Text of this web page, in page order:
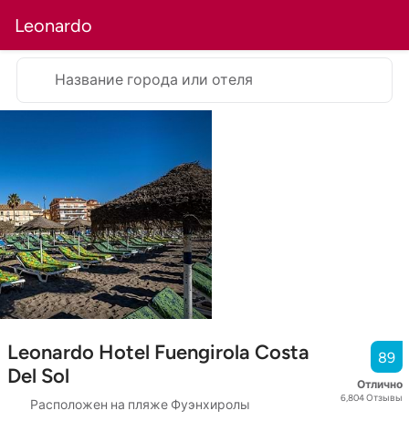
Leonardo
Leonardo Hotel Fuengirola Costa
Del Sol
Расположен на пляже Фуэнхиролы
89
Отлично
6,804Отзывы
Название города или отеля